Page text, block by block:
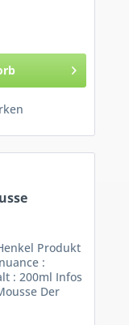
kann der
Produkt
:
: 200ml Infos
Der
zwei
kann der